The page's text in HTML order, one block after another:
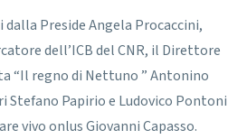
Preside Angela Procaccini,
dell’ICB del CNR, il Direttore
“Il regno di Nettuno ” Antonino
Stefano Papirio e Ludovico Pontoni
vivo onlus Giovanni Capasso.